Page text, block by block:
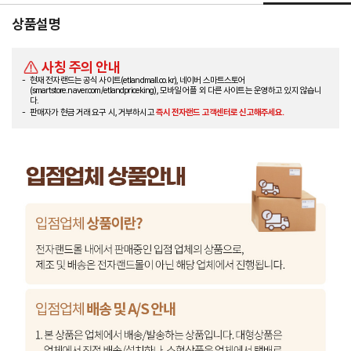
상품설명
사칭 주의 안내
현재 전자랜드는 공식 사이트(etlandmall.co.kr), 네이버 스마트스토어
(smartstore.naver.com/etlandpriceking), 모바일 어플 외 다른 사이트는 운영하고 있지 않습니
다.
판매자가 현금 거래 요구 시, 거부하시고즉시 전자랜드 고객센터로 신고해주세요.